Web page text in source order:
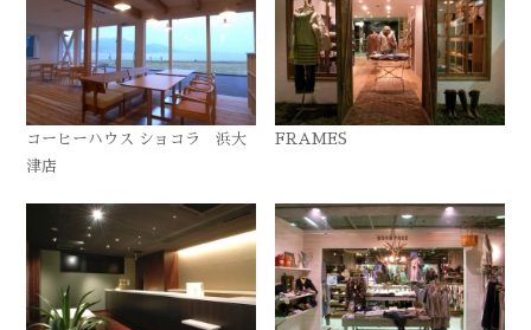
コーヒーハウス ショコラ 浜大
津店
FRAMES